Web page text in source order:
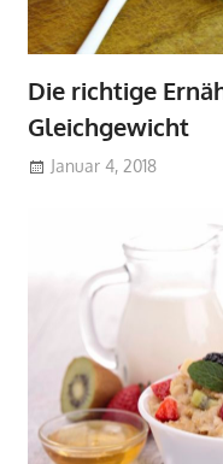
Die richtige
Gleichgewicht
Januar 4, 2018